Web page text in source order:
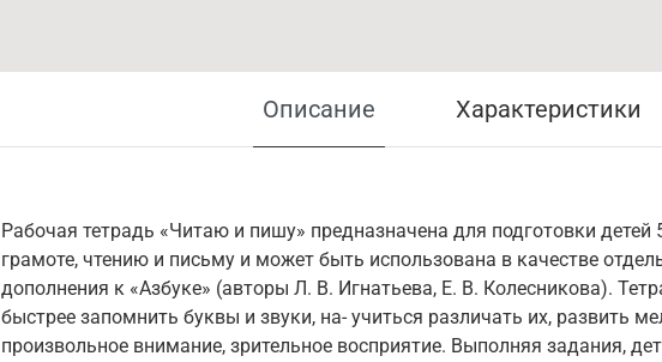
Описание Характеристики
Рабочая тетрадь «Читаю и пишу» предназначена для подготовки
грамоте, чтению и письму и может быть использована в качестве
дополнения к «Азбуке» (авторы Л. В. Игнатьева, Е. В. Колесникова).
быстрее запомнить буквы и звуки, на- учиться различать их, развить
произвольное внимание, зрительное восприятие. Выполняя задания,